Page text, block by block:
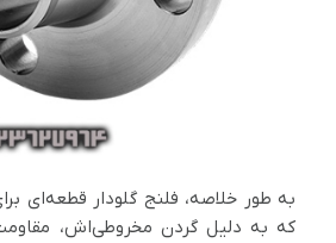
به طور خلاصه، فلنج گلودار قطعه‌ای
که به دلیل گردن مخروطی‌اش،